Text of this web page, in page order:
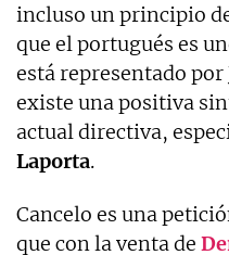
incluso un principio
que el portugués es
está representado por
existe una positiva
actual directiva,
Laporta.
Cancelo es una
que con la venta de